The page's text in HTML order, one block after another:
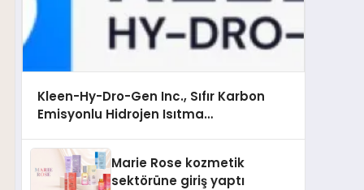
Kleen-Hy-Dro-Gen Inc., Sıfır Karbon
Emisyonlu Hidrojen Isıtma
Onaylarını Aldı
Marie Rose kozmetik
sektörüne giriş yaptı